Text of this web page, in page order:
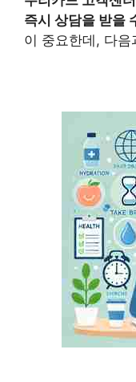
즉시 상담을 받을
이 중요한데, 다